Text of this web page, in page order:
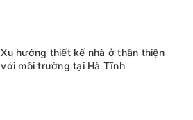
Xu hướng thiết kế nhà ở thân thiện
với môi trường tại Hà Tĩnh